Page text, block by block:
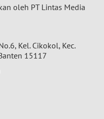
oleh PT Lintas Media
Kel. Cikokol, Kec.
15117